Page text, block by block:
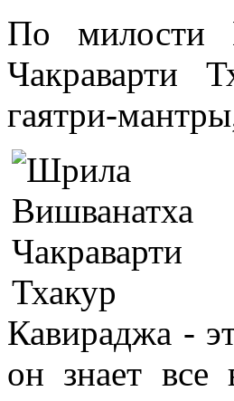
По милости
Чакраварти
гаятри-
Кавираджа -
он знает все